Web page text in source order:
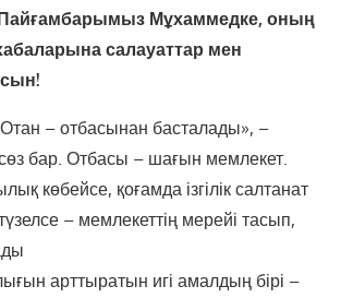
Пайғамбарымыз Мұхаммедке, оның
салауаттар мен
– отбасынан басталады», –
бар. Отбасы – шағын мемлекет.
көбейсе, қоғамда ізгілік салтанат
– мемлекеттің мерейі тасып,
арттыратын игі амалдың бірі –